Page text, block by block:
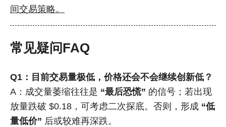
间交易策略。
常见疑问FAQ
Q1：目前交易量极低，价格还会不会继续创新低？
A：成交量萎缩往往是 “最后恐慌” 的信号；若出现
放量跌破 $0.18，可考虑二次探底。否则，形成 “低
量低价” 后或较难再深跌。